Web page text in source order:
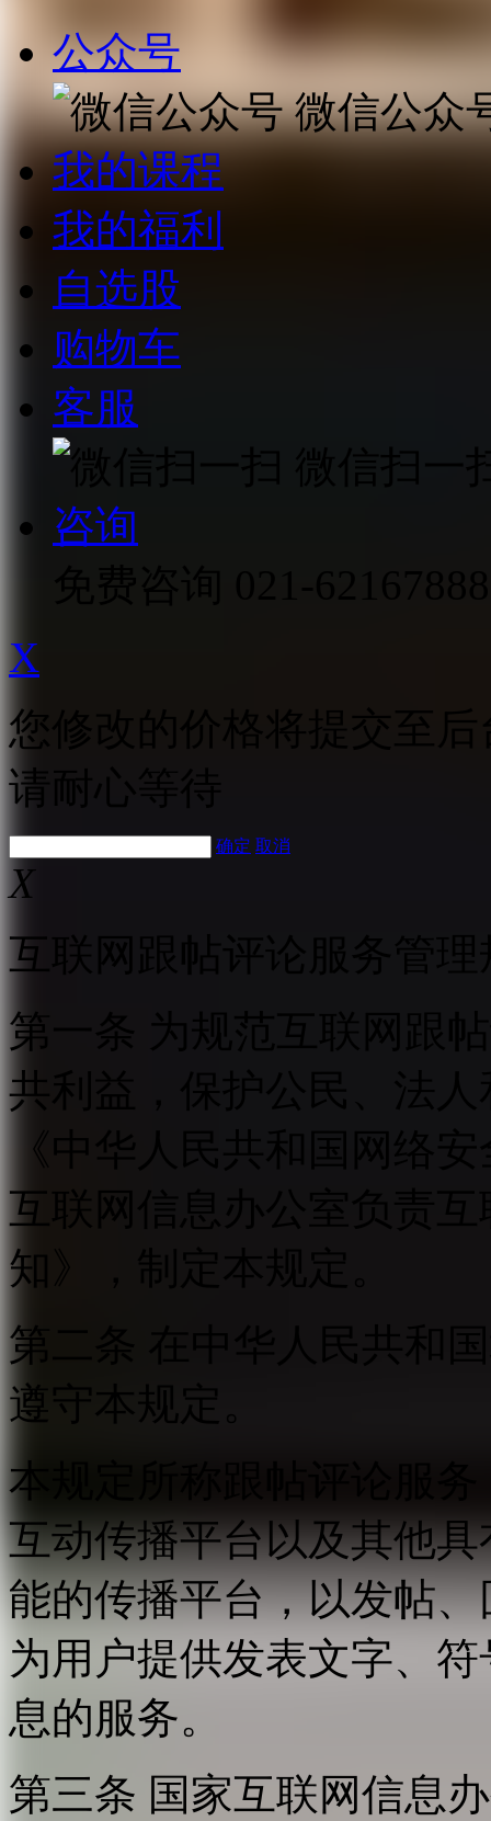
公众号
微信公众
我的课程
我的福利
自选股
购物车
客服
咨询
X
您修改的价格将提交至
请耐心等待
确定 取消
X
互联网跟帖评论服务管理
第一条 为规范互联网跟
共利益，保护公民、法
《中华人民共和国网络
互联网信息办公室负责
知》，制定本规定。
第二条 在中华人民共和
遵守本规定。
本规定所称跟帖评论服
互动传播平台以及其他
能的传播平台，以发帖
为用户提供发表文字、
息的服务。
第三条 国家互联网信息